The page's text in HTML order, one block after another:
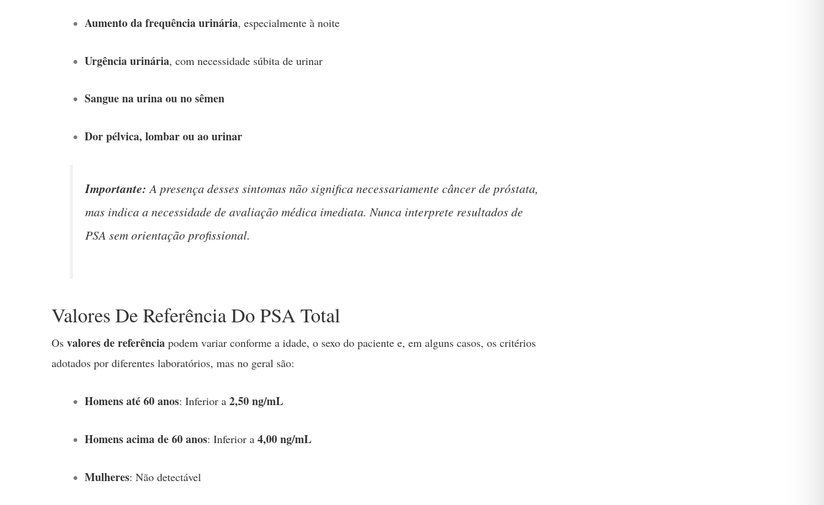
Aumento da frequência urinária, especialmente à noite
Urgência urinária, com necessidade súbita de urinar
Sangue na urina ou no sêmen
Dor pélvica, lombar ou ao urinar
Importante: A presença desses sintomas não significa necessariamente câncer de próstata,
mas indica a necessidade de avaliação médica imediata. Nunca interprete resultados de
PSA sem orientação profissional.
Valores De Referência Do PSA Total
Os valores de referência podem variar conforme a idade, o sexo do paciente e, em alguns casos, os critérios
adotados por diferentes laboratórios, mas no geral são:
Homens até 60 anos: Inferior a 2,50 ng/mL
Homens acima de 60 anos: Inferior a 4,00 ng/mL
Mulheres: Não detectável